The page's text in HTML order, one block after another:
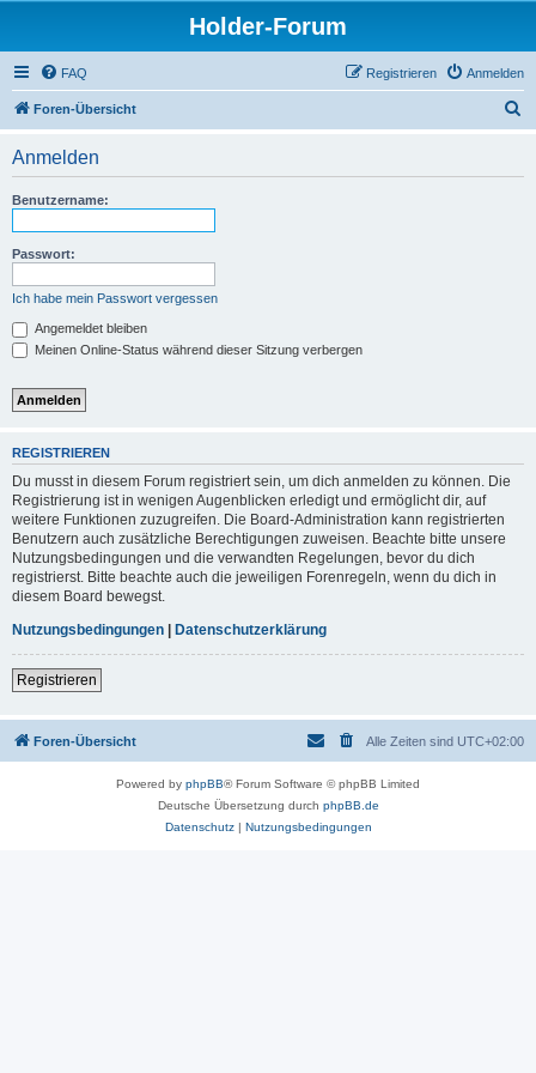
Holder-Forum
FAQ Anmelden
Registrieren
Foren-Übersicht
Anmelden
Benutzername:
Passwort:
Ich habe mein Passwort vergessen
Angemeldet bleiben
Meinen Online-Status während dieser Sitzung verbergen
REGISTRIEREN
Du musst in diesem Forum registriert sein, um dich anmelden zu können. Die
Registrierung ist in wenigen Augenblicken erledigt und ermöglicht dir, auf
weitere Funktionen zuzugreifen. Die Board-Administration kann registrierten
Benutzern auch zusätzliche Berechtigungen zuweisen. Beachte bitte unsere
Nutzungsbedingungen und die verwandten Regelungen, bevor du dich
registrierst. Bitte beachte auch die jeweiligen Forenregeln, wenn du dich in
diesem Board bewegst.
Nutzungsbedingungen | Datenschutzerklärung
Registrieren
Foren-Übersicht Alle Zeiten sind UTC+02:00
Powered by phpBB® Forum Software © phpBB Limited
Deutsche Übersetzung durch phpBB.de
Datenschutz| Nutzungsbedingungen